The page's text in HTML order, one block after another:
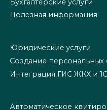
Полезная информация
Юридические услуги
Создание персональных
Интеграция ГИС ЖКХ и 1С
Автоматическое